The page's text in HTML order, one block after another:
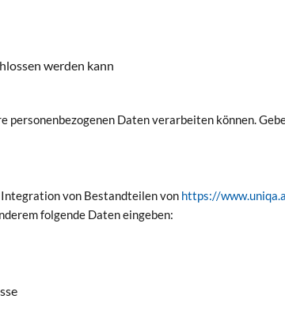
werden kann
Daten verarbeiten können.
von Bestandteilen von https://
folgende Daten eingeben: